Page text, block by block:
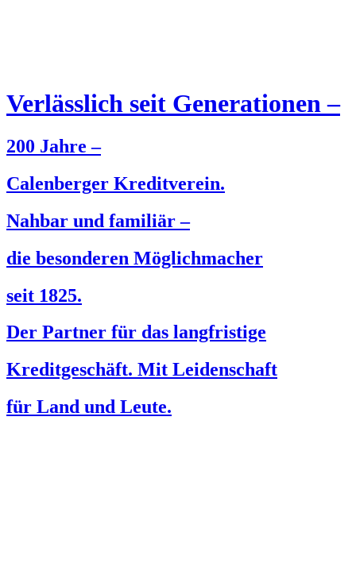
Verlässlich seit Generationen –
200 Jahre –
Calenberger Kreditverein.
Nahbar und familiär –
die besonderen Möglichmacher
seit 1825.
Der Partner für das langfristige
Kreditgeschäft. Mit Leidenschaft
für Land und Leute.